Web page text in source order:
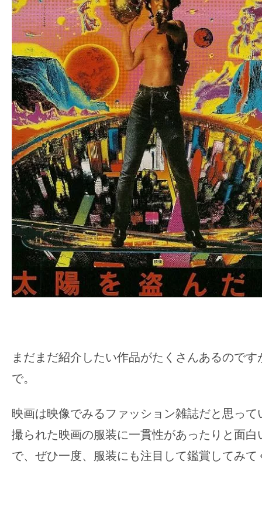
まだまだ紹介したい作品がたくさんあるので
で。
映画は映像でみるファッション雑誌だと思っ
撮られた映画の服装に一貫性があったりと面白
で、ぜひ一度、服装にも注目して鑑賞してみて